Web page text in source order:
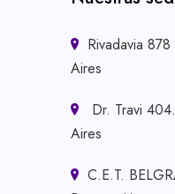
Rivadavia
Aires
Dr. Travi
Aires
C.E.T.